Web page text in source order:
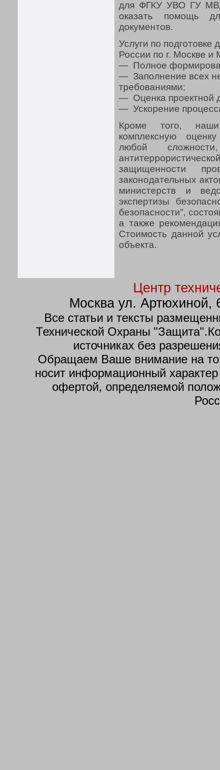
для ФГКУ УВО ГУ
оказать помощь
документов.
Услуги по
России по г. Москве и
— Полное
— Заполнение всех
требованиями;
— Оценка проектной
— Ускорение
Кроме того, наши
комплексную
любой
защищенности
законодательных
министерств и
экспертизы
безопасности”,
а также
Стоимость данной
объекта.
Центр
Москва ул. Артюхиной,
Все статьи и тексты
Технической Охраны
источниках без
Обращаем Ваше внимание на
носит информационный
офертой, определяемой